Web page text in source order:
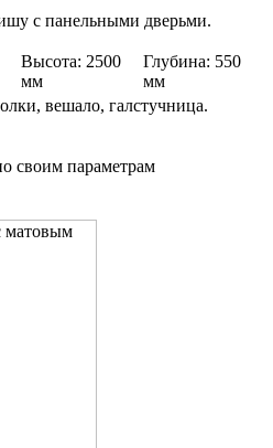
с панельными дверьми.
Высота: 2500
мм
Глубина: 550
мм
вешало, галстучница.
своим параметрам